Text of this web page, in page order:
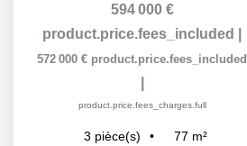
594 000 €
product.price.fees_included
572 000 € product.price.fees_included
product.price.fees_charges.full
3 pièce(s) 77 m²